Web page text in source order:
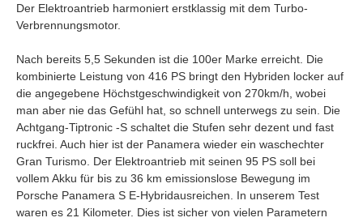
Der Elektroantrieb harmoniert erstklassig mit dem Turbo-
Verbrennungsmotor.
Nach bereits 5,5 Sekunden ist die 100er Marke erreicht. Die
kombinierte Leistung von 416 PS bringt den Hybriden locker auf
die angegebene Höchstgeschwindigkeit von 270km/h, wobei
man aber nie das Gefühl hat, so schnell unterwegs zu sein. Die
Achtgang-Tiptronic -S schaltet die Stufen sehr dezent und fast
ruckfrei. Auch hier ist der Panamera wieder ein waschechter
Gran Turismo. Der Elektroantrieb mit seinen 95 PS soll bei
vollem Akku für bis zu 36 km emissionslose Bewegung im
Porsche Panamera S E-Hybridausreichen. In unserem Test
waren es 21 Kilometer. Dies ist sicher von vielen Parametern